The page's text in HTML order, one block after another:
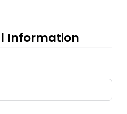
Information